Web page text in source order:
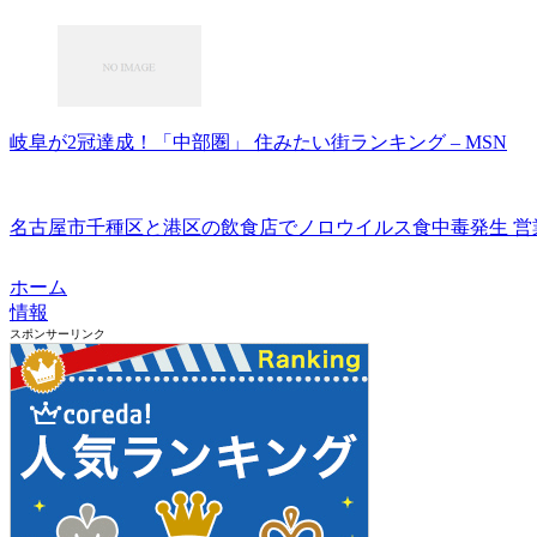
岐阜が2冠達成！「中部圏」 住みたい街ランキング – MSN
名古屋市千種区と港区の飲食店でノロウイルス食中毒発生
ホーム
情報
スポンサーリンク